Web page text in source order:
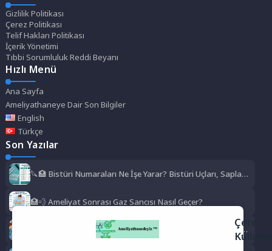
Gizlilik Politikası
Çerez Politikası
Telif Hakları Politikası
İçerik Yönetimi
Tıbbi Sorumluluk Reddi Beyanı
Hızlı Menü
Ana Sayfa
Ameliyathaneye Dair Son Bilgiler
English
Türkçe
Son Yazılar
🔪🏥 Bistüri Numaraları Ne İşe Yarar? Bistüri Uçları, Sapları,
🏥💨 Ameliyat Sonrası Gaz Sancısı Nasıl Geçer?
🏥❄️ Ameliyat Sonrası Titreme Normal mi? Neden Olur, NeÇerez